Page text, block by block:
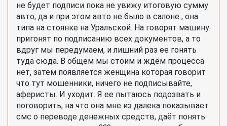
не будет подписи пока не увижу итоговую сумму
авто, да и при этом авто не было в салоне , она
типа на стоянке на Уральской. На говорят машину
пригонят по подписанию всех документов, а то
вдруг мы передумаем, и лишний раз ее гонять
туда сюда. В общем мы стоим и ждём процесса
нет, затем появляется женщина которая говорит
что тут мошенники, ничего не подписывайте,
аферисты. И уходит. Я ее пытаюсь подозвать и
поговорить, на что она мне из далека показывает
смс о переводе денежных средств, даёт понять